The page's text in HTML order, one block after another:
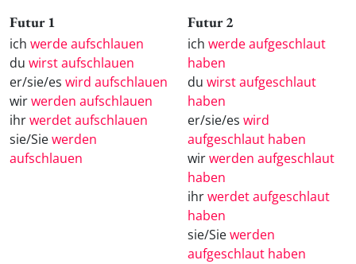
Futur 1
ich werde aufschlauen
du wirst aufschlauen
er/sie/es wird aufschlauen
wirwerden aufschlauen
ihrwerdet aufschlauen
sie/Siewerden
aufschlauen
Futur 2
ich werde aufgeschlaut
haben
du wirst aufgeschlaut
haben
er/sie/es wird
aufgeschlaut haben
wirwerden aufgeschlaut
haben
ihrwerdet aufgeschlaut
haben
sie/Siewerden
aufgeschlaut haben